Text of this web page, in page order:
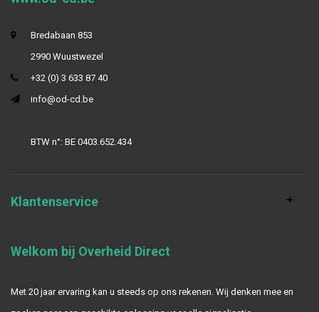
Bredabaan 853
2990 Wuustwezel
+32 (0) 3 633 87 40
info@od-cd.be
BTW n°: BE 0403.652.434
Klantenservice
Welkom bij Overheid Direct
Met 20 jaar ervaring kan u steeds op ons rekenen. Wij denken mee en